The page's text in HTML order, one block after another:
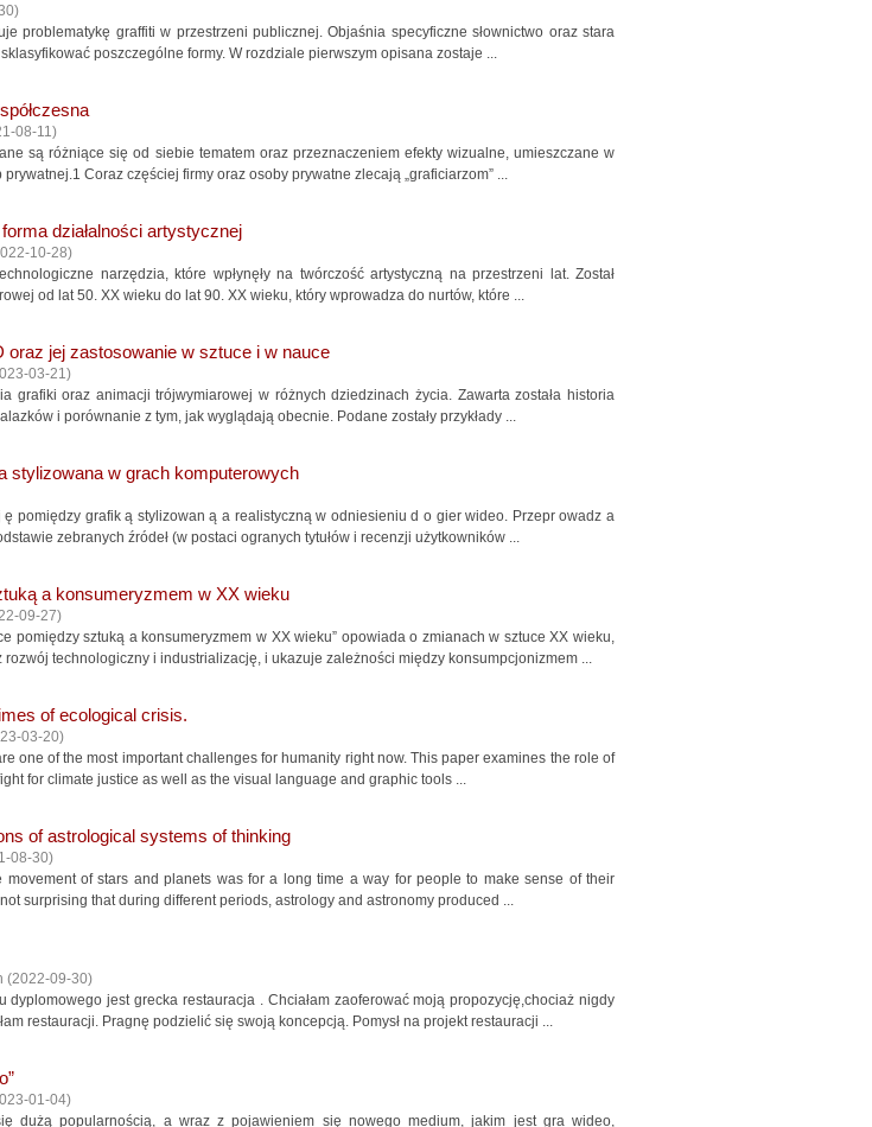
)
problematykę graffiti w przestrzeni publicznej. Objaśnia specyficzne słownictwo oraz stara
poszczególne formy. W rozdziale pierwszym opisana zostaje ...
08-11)
są różniące się od siebie tematem oraz przeznaczeniem efekty wizualne, umieszczane w
Coraz częściej firmy oraz osoby prywatne zlecają „graficiarzom” ...
działalności artystycznej
10-28)
narzędzia, które wpłynęły na twórczość artystyczną na przestrzeni lat. Został
od lat 50. XX wieku do lat 90. XX wieku, który wprowadza do nurtów, które ...
oraz jej zastosowanie w sztuce i w nauce
03-21)
grafiki oraz animacji trójwymiarowej w różnych dziedzinach życia. Zawarta została historia
i porównanie z tym, jak wyglądają obecnie. Podane zostały przykłady ...
stylizowana w grach komputerowych
ę pomiędzy grafik ą stylizowan ą a realistyczną w odniesieniu d o gier wideo. Przepr owadz a
zebranych źródeł (w postaci ogranych tytułów i recenzji użytkowników ...
a konsumeryzmem w XX wieku
09-27)
pomiędzy sztuką a konsumeryzmem w XX wieku” opowiada o zmianach w sztuce XX wieku,
technologiczny i industrializację, i ukazuje zależności między konsumpcjonizmem ...
of ecological crisis.
03-20)
one of the most important challenges for humanity right now. This paper examines the role of
for climate justice as well as the visual language and graphic tools ...
of astrological systems of thinking
08-30)
movement of stars and planets was for a long time a way for people to make sense of their
surprising that during different periods, astrology and astronomy produced ...
(2022-09-30)
dyplomowego jest grecka restauracja . Chciałam zaoferować moją propozycję,chociaż nigdy
restauracji. Pragnę podzielić się swoją koncepcją. Pomysł na projekt restauracji ...
01-04)
dużą popularnością, a wraz z pojawieniem się nowego medium, jakim jest gra wideo,